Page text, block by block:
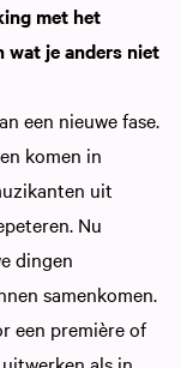
met het
wat je anders niet
een nieuwe fase.
komen in
uit
Nu
dingen
samenkomen.
een première of